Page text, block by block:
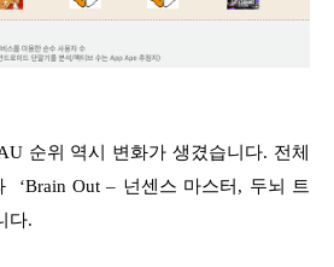
순위 역시 변화가 생겼습니다. 전체
‘Brain Out – 넌센스 마스터, 두뇌 트
다.